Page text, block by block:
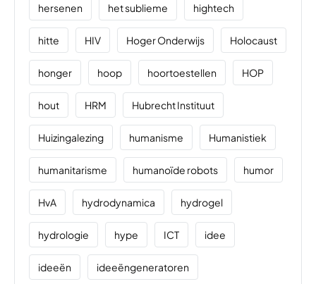
hersenen het sublieme hightech
hitte HIV Hoger Onderwijs Holocaust
honger hoop hoortoestellen HOP
hout HRM Hubrecht Instituut
Huizingalezing humanisme Humanistiek
humanitarisme humanoïde robots humor
HvA hydrodynamica hydrogel
hydrologie hype ICT idee
ideeën ideeëngeneratoren